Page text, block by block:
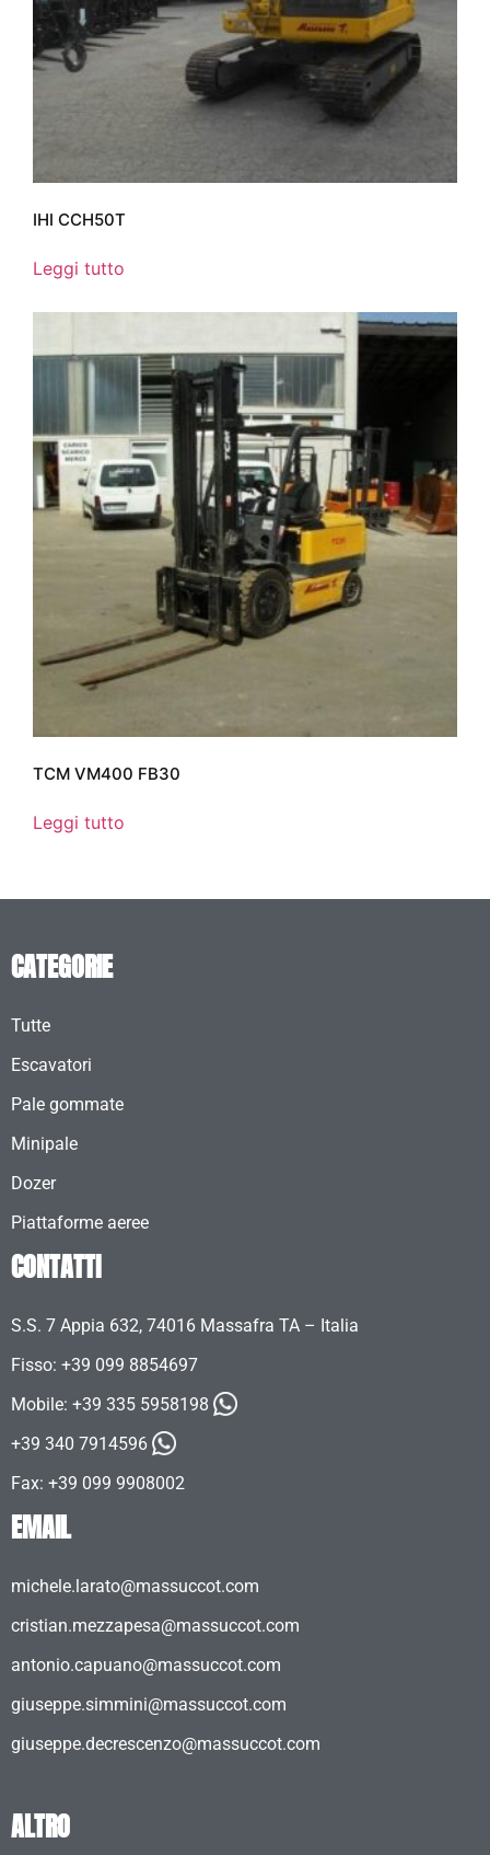
IHI CCH50T
Leggi tutto
TCM VM400 FB30
Leggi tutto
CATEGORIE
Tutte
Escavatori
Pale gommate
Minipale
Dozer
Piattaforme aeree
CONTATTI
S.S. 7 Appia 632, 74016 Massafra TA – Italia
Fisso: +39 099 8854697
Mobile: +39 335 5958198
+39 340 7914596
Fax: +39 099 9908002
EMAIL
michele.larato@massuccot.com
cristian.mezzapesa@massuccot.com
antonio.capuano@massuccot.com
giuseppe.simmini@massuccot.com
giuseppe.decrescenzo@massuccot.com
ALTRO